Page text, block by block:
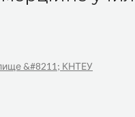
&#8211; КНТЕУ